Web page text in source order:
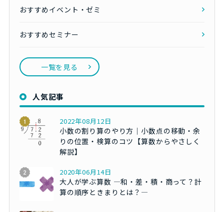
おすすめイベント・ゼミ
おすすめセミナー
一覧を見る
人気記事
2022年08月12日
小数の割り算のやり方｜小数点の移動・余
りの位置・検算のコツ【算数からやさしく
解説】
2020年06月14日
大人が学ぶ算数 ―和・差・積・商って？計
算の順序ときまりとは？―